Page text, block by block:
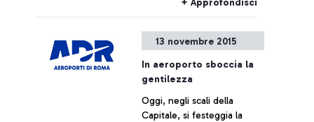
+ Approfondisci
13 novembre 2015
In aeroporto sboccia la
gentilezza
Oggi, negli scali della
Capitale, si festeggia la